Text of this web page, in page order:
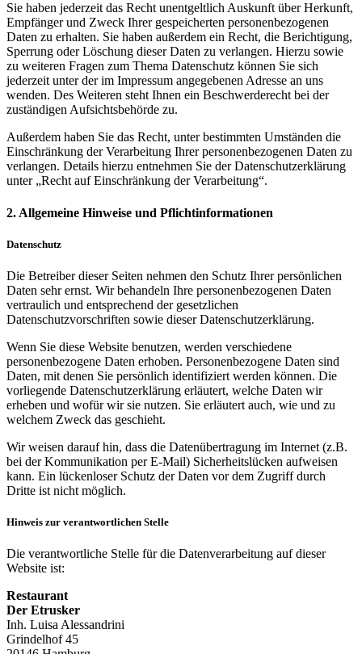
Sie haben jederzeit das Recht unentgeltlich Auskunft über Herkunft,
Empfänger und Zweck Ihrer gespeicherten personenbezogenen
Daten zu erhalten. Sie haben außerdem ein Recht, die Berichtigung,
Sperrung oder Löschung dieser Daten zu verlangen. Hierzu sowie
zu weiteren Fragen zum Thema Datenschutz können Sie sich
jederzeit unter der im Impressum angegebenen Adresse an uns
wenden. Des Weiteren steht Ihnen ein Beschwerderecht bei der
zuständigen Aufsichtsbehörde zu.
Außerdem haben Sie das Recht, unter bestimmten Umständen die
Einschränkung der Verarbeitung Ihrer personenbezogenen Daten zu
verlangen. Details hierzu entnehmen Sie der Datenschutzerklärung
unter „Recht auf Einschränkung der Verarbeitung“.
2. Allgemeine Hinweise und Pflichtinformationen
Datenschutz
Die Betreiber dieser Seiten nehmen den Schutz Ihrer persönlichen
Daten sehr ernst. Wir behandeln Ihre personenbezogenen Daten
vertraulich und entsprechend der gesetzlichen
Datenschutzvorschriften sowie dieser Datenschutzerklärung.
Wenn Sie diese Website benutzen, werden verschiedene
personenbezogene Daten erhoben. Personenbezogene Daten sind
Daten, mit denen Sie persönlich identifiziert werden können. Die
vorliegende Datenschutzerklärung erläutert, welche Daten wir
erheben und wofür wir sie nutzen. Sie erläutert auch, wie und zu
welchem Zweck das geschieht.
Wir weisen darauf hin, dass die Datenübertragung im Internet (z.B.
bei der Kommunikation per E-Mail) Sicherheitslücken aufweisen
kann. Ein lückenloser Schutz der Daten vor dem Zugriff durch
Dritte ist nicht möglich.
Hinweis zur verantwortlichen Stelle
Die verantwortliche Stelle für die Datenverarbeitung auf dieser
Website ist:
Restaurant
Der Etrusker
Inh. Luisa Alessandrini
Grindelhof 45